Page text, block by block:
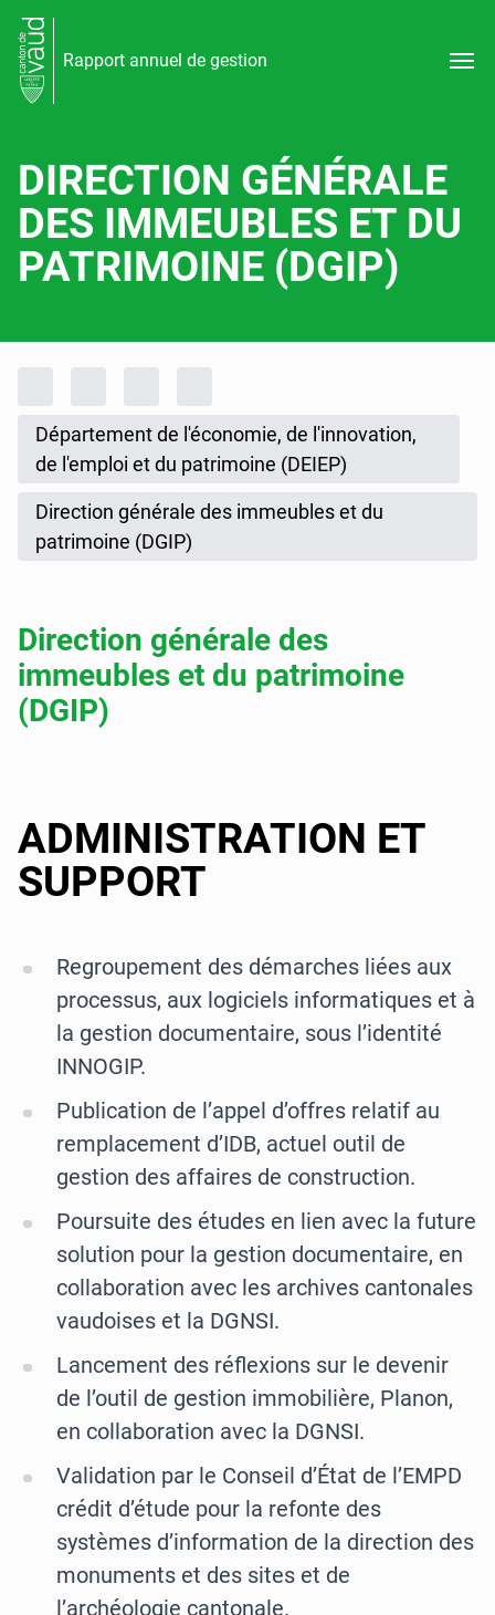
Rapport annuel de gestion
DIRECTION GÉNÉRALE
DES IMMEUBLES ET DU
PATRIMOINE (DGIP)
Département de l'économie, de l'innovation,
de l'emploi et du patrimoine (DEIEP)
Direction générale des immeubles et du
patrimoine (DGIP)
Direction générale des
immeubles et du patrimoine
(DGIP)
ADMINISTRATION ET
SUPPORT
Regroupement des démarches liées aux
processus, aux logiciels informatiques et à
la gestion documentaire, sous l’identité
INNOGIP.
Publication de l’appel d’offres relatif au
remplacement d’IDB, actuel outil de
gestion des affaires de construction.
Poursuite des études en lien avec la future
solution pour la gestion documentaire, en
collaboration avec les archives cantonales
vaudoises et la DGNSI.
Lancement des réflexions sur le devenir
de l’outil de gestion immobilière, Planon,
en collaboration avec la DGNSI.
Validation par le Conseil d’État de l’EMPD
crédit d’étude pour la refonte des
systèmes d’information de la direction des
monuments et des sites et de
l’archéologie cantonale.